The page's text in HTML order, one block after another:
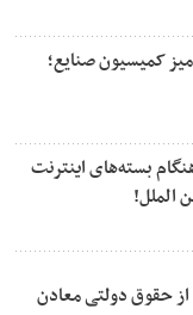
کمیسیون صنایع؛
بسته‌های اینترنت
الملل!
حقوق دولتی معادن